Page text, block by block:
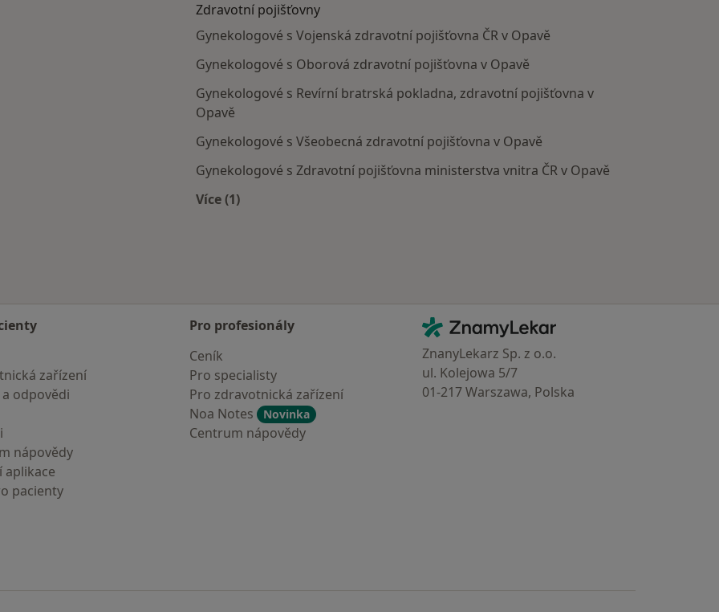
Zdravotní pojišťovny
Gynekologové s Vojenská zdravotní pojišťovna ČR v Opavě
Gynekologové s Oborová zdravotní pojišťovna v Opavě
Gynekologové s Revírní bratrská pokladna, zdravotní pojišťovna v
Opavě
Gynekologové s Všeobecná zdravotní pojišťovna v Opavě
Gynekologové s Zdravotní pojišťovna ministerstva vnitra ČR v Opavě
Více (1)
zařízení
odpovědi
nápovědy
aplikace
pacienty
Pro profesionály
Ceník
Pro specialisty
Pro zdravotnická zařízení
Noa Notes
Novinka
Centrum nápovědy
Kontakt
ZnamyLekar - Hlavní stránka
ZnanyLekarz Sp. z o.o.
ul. Kolejowa 5/7
01-217 Warszawa, Polska